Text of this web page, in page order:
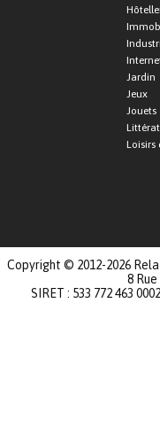
Jardin
Jeux
Jouets
Loisirs
Copyright © 2012-2026
8
SIRET : 533 772 463